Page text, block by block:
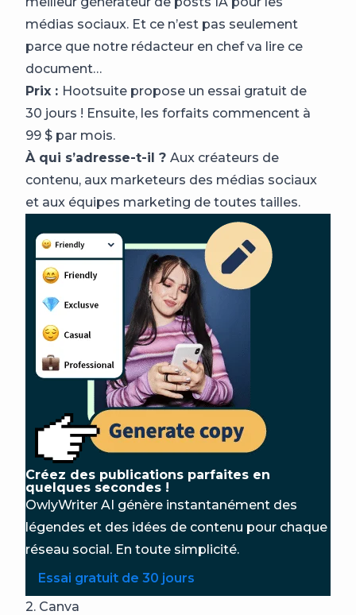
médias sociaux. Et ce n’est pas seulement
parce que notre rédacteur en chef va lire ce
document…
Prix : Hootsuite propose un essai gratuit de
30 jours ! Ensuite, les forfaits commencent à
99 $ par mois.
À qui s’adresse-t-il ? Aux créateurs de
contenu, aux marketeurs des médias sociaux
et aux équipes marketing de toutes tailles.
Créez des publications parfaites en
quelques secondes !
OwlyWriter AI génère instantanément des
légendes et des idées de contenu pour chaque
réseau social. En toute simplicité.
Essai gratuit de 30 jours
2. Canva